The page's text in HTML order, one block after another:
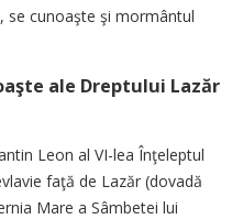
se cunoaşte şi mormântul
ale Dreptului Lazăr
Leon al VI-lea Înţeleptul
faţă de Lazăr (dovadă
Mare a Sâmbetei lui